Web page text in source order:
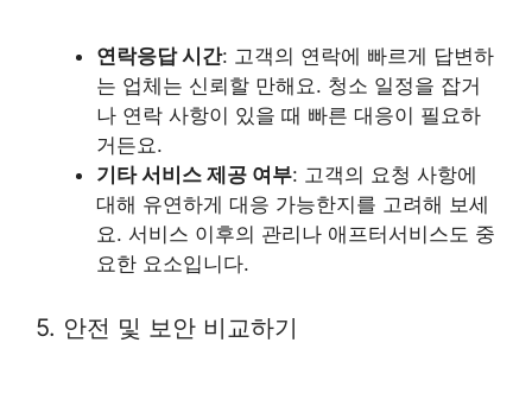
연락응답 시간: 고객의 연락에 빠르게 답변하
는 업체는 신뢰할 만해요. 청소 일정을 잡거
나 연락 사항이 있을 때 빠른 대응이 필요하
거든요.
기타 서비스 제공 여부: 고객의 요청 사항에
대해 유연하게 대응 가능한지를 고려해 보세
요. 서비스 이후의 관리나 애프터서비스도 중
요한 요소입니다.
5. 안전 및 보안 비교하기